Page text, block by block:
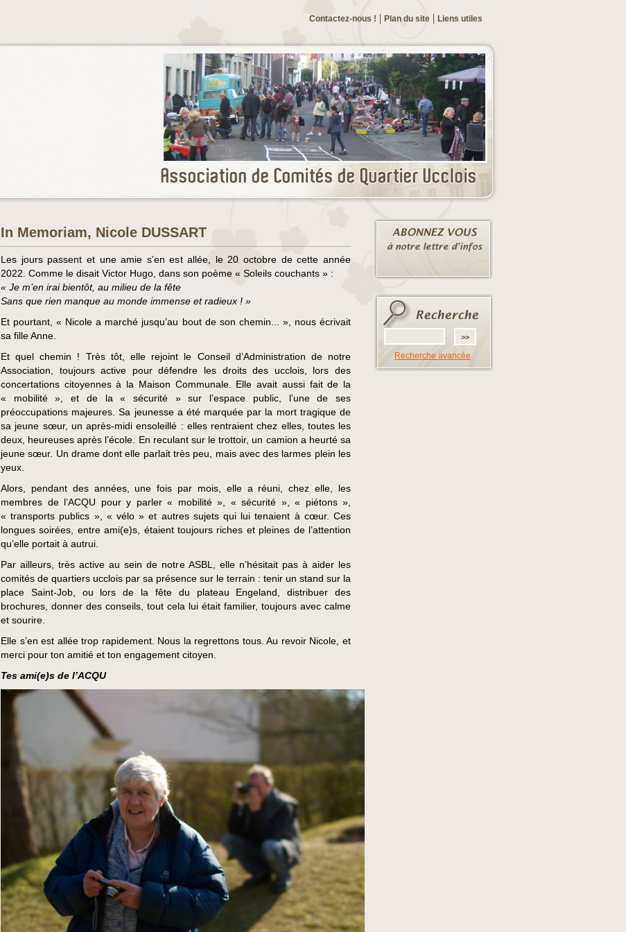
Liens utiles
Plan du site
Contactez-nous !
In Memoriam, Nicole DUSSART
Les jours passent et une amie s’en est allée, le 20 octobre de cette année
2022. Comme le disait Victor Hugo, dans son poème « Soleils couchants » :
« Je m’en irai bientôt, au milieu de la fête
Sans que rien manque au monde immense et radieux ! »
Et pourtant, « Nicole a marché jusqu’au bout de son chemin... », nous écrivait
sa fille Anne.
Et quel chemin ! Très tôt, elle rejoint le Conseil d’Administration de notre
Association, toujours active pour défendre les droits des ucclois, lors des
concertations citoyennes à la Maison Communale. Elle avait aussi fait de la
« mobilité », et de la « sécurité » sur l’espace public, l’une de ses
préoccupations majeures. Sa jeunesse a été marquée par la mort tragique de
sa jeune sœur, un après-midi ensoleillé : elles rentraient chez elles, toutes les
deux, heureuses après l’école. En reculant sur le trottoir, un camion a heurté sa
jeune sœur. Un drame dont elle parlait très peu, mais avec des larmes plein les
yeux.
Alors, pendant des années, une fois par mois, elle a réuni, chez elle, les
membres de l’ACQU pour y parler « mobilité », « sécurité », « piétons »,
« transports publics », « vélo » et autres sujets qui lui tenaient à cœur. Ces
longues soirées, entre ami(e)s, étaient toujours riches et pleines de l’attention
qu’elle portait à autrui.
Par ailleurs, très active au sein de notre ASBL, elle n’hésitait pas à aider les
comités de quartiers ucclois par sa présence sur le terrain : tenir un stand sur la
place Saint-Job, ou lors de la fête du plateau Engeland, distribuer des
brochures, donner des conseils, tout cela lui était familier, toujours avec calme
et sourire.
Elle s’en est allée trop rapidement. Nous la regrettons tous. Au revoir Nicole, et
merci pour ton amitié et ton engagement citoyen.
Tes ami(e)s de l’ACQU
Recherche avancée